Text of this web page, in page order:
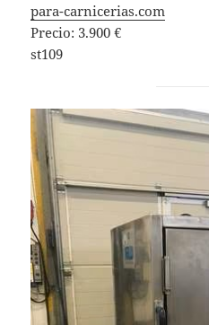
para-carnicerias.com
Precio: 3.900 €
st109